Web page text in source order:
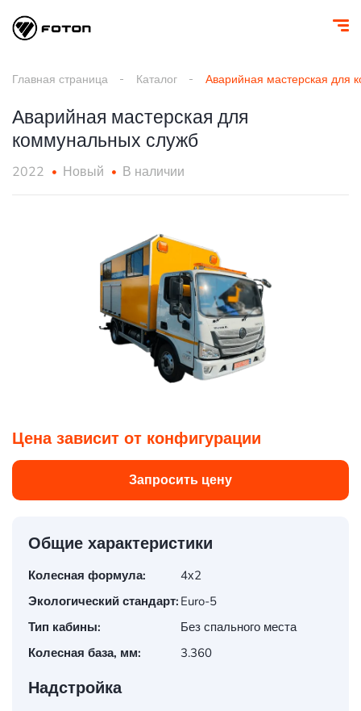
Главная страница Каталог Аварийная мастерская для
Аварийная мастерская для
коммунальных служб
2022 Новый В наличии
Цена зависит от конфигурации
Запросить цену
Общие характеристики
Колесная формула:
4х2
Экологический стандарт: Euro-5
Тип кабины:
Без спального места
Колесная база, мм:
3.360
Надстройка